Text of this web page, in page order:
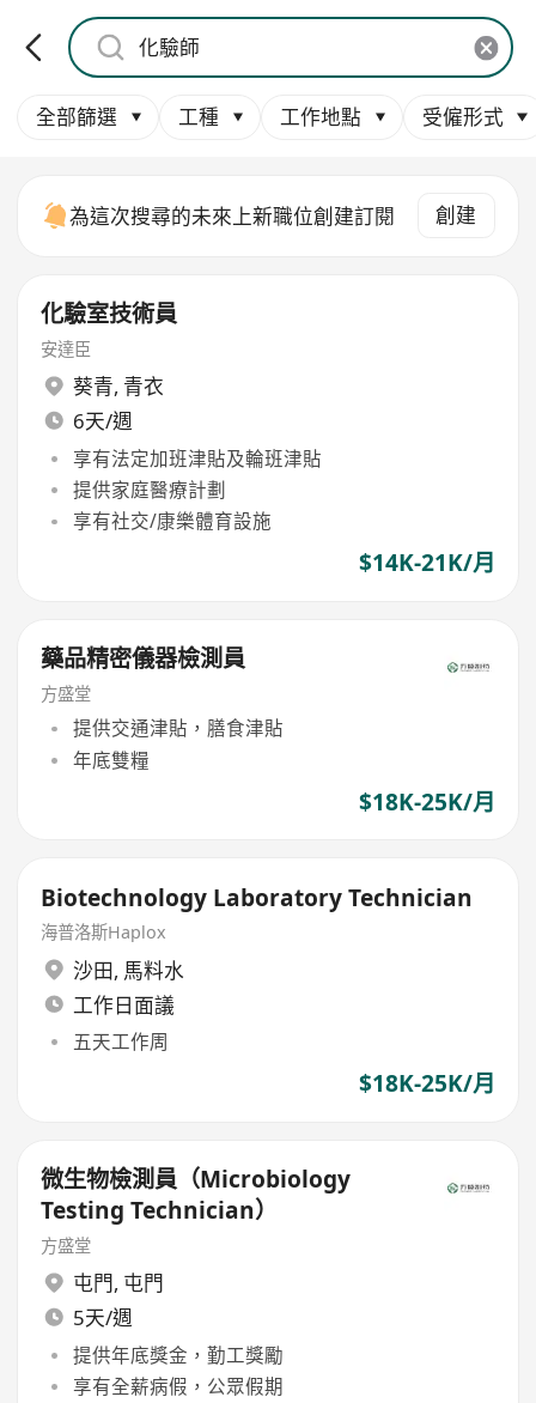
全部篩選 工種 工作地點 受僱形式
為這次搜尋的未來上新職位創建訂閱 創建
化驗室技術員
安達臣
葵青, 青衣
6天/週
享有法定加班津貼及輪班津貼
提供家庭醫療計劃
享有社交/康樂體育設施
$14K-21K/月
藥品精密儀器檢測員
方盛堂
提供交通津貼，膳食津貼
年底雙糧
$18K-25K/月
Biotechnology Laboratory Technician
海普洛斯Haplox
沙田, 馬料水
工作日面議
五天工作周
$18K-25K/月
微生物檢測員（Microbiology
Testing Technician）
方盛堂
屯門, 屯門
5天/週
提供年底獎金，勤工獎勵
享有全薪病假，公眾假期